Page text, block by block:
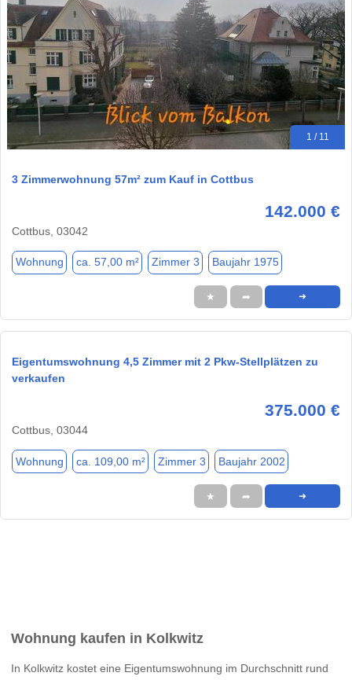
1 / 11
3 Zimmerwohnung 57m² zum Kauf in Cottbus
142.000 €
Cottbus, 03042
Wohnung ca. 57,00 m² Zimmer 3 Baujahr 1975
★ ➦ ➜
Eigentumswohnung 4,5 Zimmer mit 2 Pkw-Stellplätzen zu
verkaufen
375.000 €
Cottbus, 03044
Wohnung ca. 109,00 m² Zimmer 3 Baujahr 2002
★ ➦ ➜
Wohnung kaufen in Kolkwitz
In Kolkwitz kostet eine Eigentumswohnung im Durchschnitt rund